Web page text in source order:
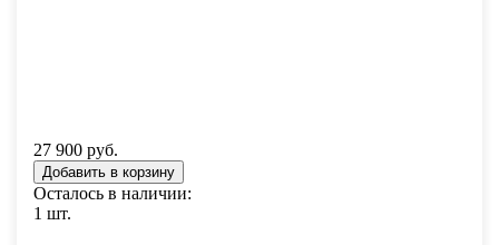
27 900 руб.
Осталось в наличии:
1 шт.